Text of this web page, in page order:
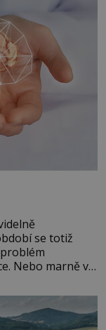
se totiž
Nebo marně v
paměť